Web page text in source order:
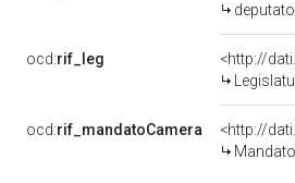
deputato
ocd:rif_leg
<http://
ocd:rif_mandatoCamera
<http://